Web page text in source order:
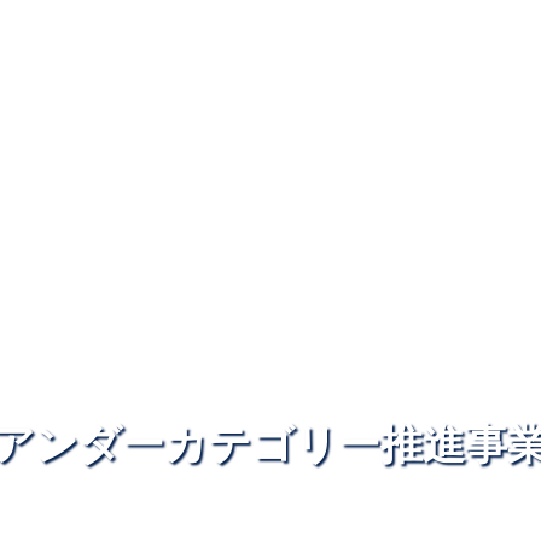
ンダーカテゴリー推進事